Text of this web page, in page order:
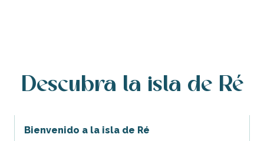
Aparcamiento de bicicletas - La redoute
Descubra la isla de Ré
Bienvenido a la isla de Ré